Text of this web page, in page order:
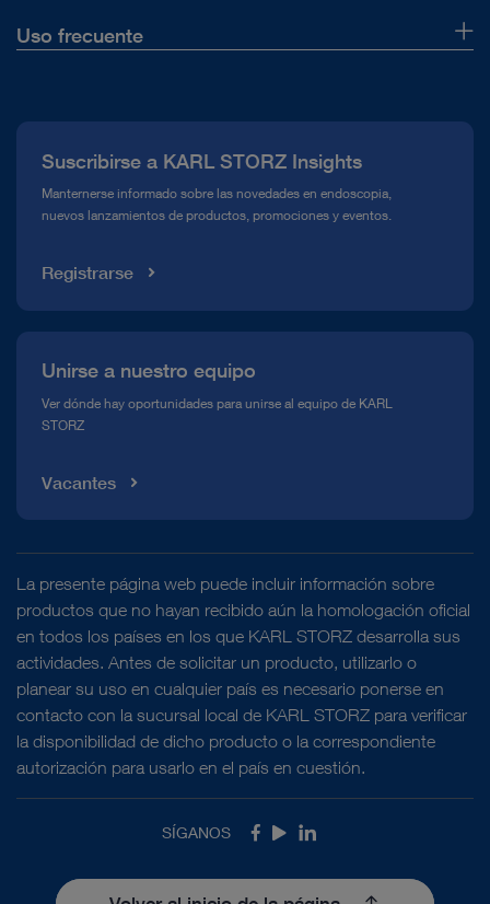
Uso frecuente
Línea de atención para el Cumplimiento normativo (Hotline)
Mediateca
Suscribirse a KARL STORZ Insights
Manternerse informado sobre las novedades en endoscopia,
nuevos lanzamientos de productos, promociones y eventos.
Registrarse
Unirse a nuestro equipo
Ver dónde hay oportunidades para unirse al equipo de KARL
STORZ
Vacantes
La presente página web puede incluir información sobre
productos que no hayan recibido aún la homologación oficial
en todos los países en los que KARL STORZ desarrolla sus
actividades. Antes de solicitar un producto, utilizarlo o
planear su uso en cualquier país es necesario ponerse en
contacto con la sucursal local de KARL STORZ para verificar
la disponibilidad de dicho producto o la correspondiente
autorización para usarlo en el país en cuestión.
SÍGANOS Facebook
YoutubeLinkedIn